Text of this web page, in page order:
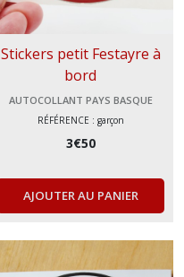
Stickers petit Festayre à
bord
AUTOCOLLANT PAYS BASQUE
RÉFÉRENCE : garçon
3€50
AJOUTER AU PANIER